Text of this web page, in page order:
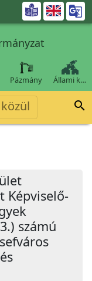

Pázmány Állami k…

Képviselő-
számú